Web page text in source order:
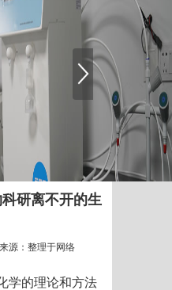
研离不开的生
源：整理于网络
学的理论和方法